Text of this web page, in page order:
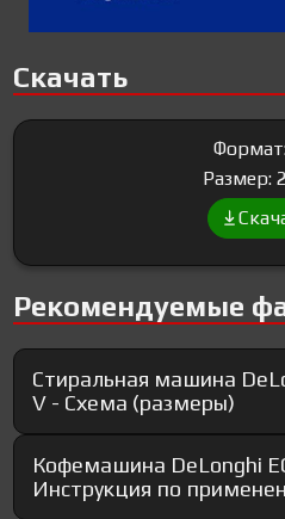
Скачать
Размер:
Рекомендуемые
Стиральная машина
V - Схема (размеры)
Кофемашина DeLonghi
Инструкция по